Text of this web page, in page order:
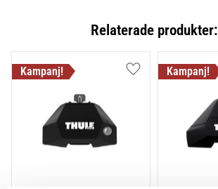
Relaterade produkter:
Lägg till i favoriter